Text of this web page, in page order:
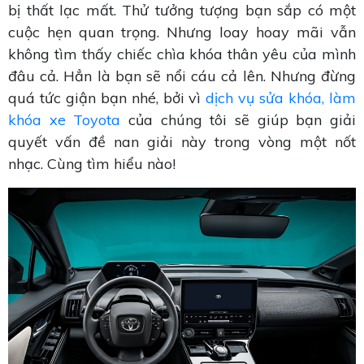
bị thất lạc mất. Thử tưởng tượng bạn sắp có một
cuộc hẹn quan trọng. Nhưng loay hoay mãi vẫn
không tìm thấy chiếc chìa khóa thân yêu của mình
đâu cả. Hẳn là bạn sẽ nổi cáu cả lên. Nhưng đừng
quá tức giận bạn nhé, bởi vìdịch vụ sửa khóa, làm
khóa xe Toyota của chúng tôi sẽ giúp bạn giải
quyết vấn đề nan giải này trong vòng một nốt
nhạc. Cùng tìm hiểu nào!